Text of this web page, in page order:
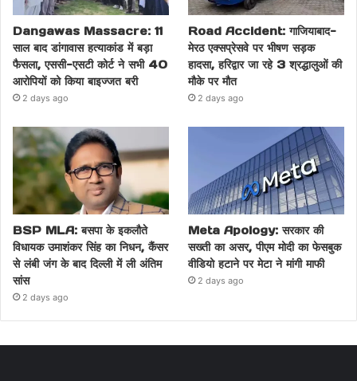
Dangawas Massacre: 11
साल बाद डांगावास हत्याकांड में बड़ा
फैसला, एससी-एसटी कोर्ट ने सभी 40
आरोपियों को किया बाइज्जत बरी
2 days ago
Road Accident: गाजियाबाद-
मेरठ एक्सप्रेसवे पर भीषण सड़क
हादसा, हरिद्वार जा रहे 3 श्रद्धालुओं की
मौके पर मौत
2 days ago
BSP MLA: बसपा के इकलौते
विधायक उमाशंकर सिंह का निधन, कैंसर
से लंबी जंग के बाद दिल्ली में ली अंतिम
सांस
2 days ago
Meta Apology: सरकार की
सख्ती का असर, पीएम मोदी का फेसबुक
वीडियो हटाने पर मेटा ने मांगी माफी
2 days ago